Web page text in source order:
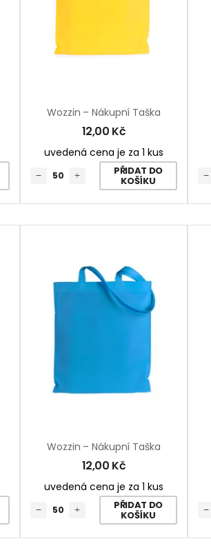
Wozzin – Nákupní Taška
12,00 Kč
uvedená cena je za 1 kus
PŘIDAT DO
KOŠÍKU
Wozzin – Nákupní Taška
12,00 Kč
uvedená cena je za 1 kus
PŘIDAT DO
KOŠÍKU